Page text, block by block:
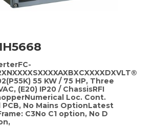
55 KW / 75 HP, Three
(E20) IP20 / ChassisRFI
Loc. Cont.
No Mains OptionLatest
C3No C1 option, No D